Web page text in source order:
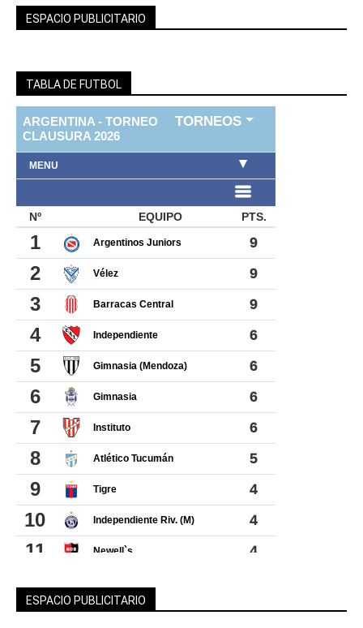
ESPACIO PUBLICITARIO
TABLA DE FUTBOL
ESPACIO PUBLICITARIO